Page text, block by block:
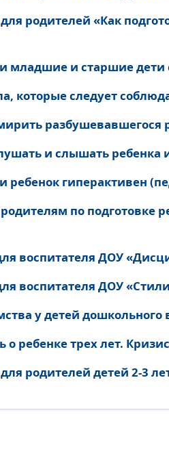
родителей «Как
младшие и старшие дети
которые следует
разбушевавшегося
и слышать ребенка и
ребенок гиперактивен
по подготовке
воспитателя ДОУ
воспитателя ДОУ
у детей дошкольного
о ребенке трех лет.
родителей детей 2-3